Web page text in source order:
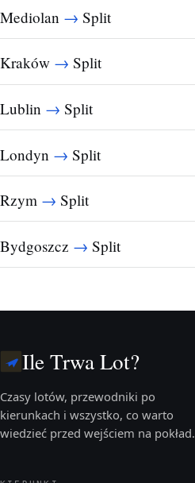
Mediolan → Split
Kraków → Split
Lublin → Split
Londyn → Split
Rzym → Split
Bydgoszcz → Split
Ile Trwa Lot?
Czasy lotów, przewodniki po
kierunkach i wszystko, co warto
wiedzieć przed wejściem na pokład.